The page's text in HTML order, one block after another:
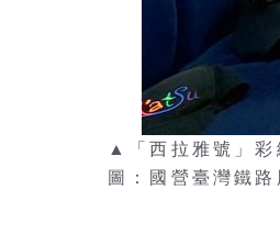
▲「西拉雅號」
圖：國營臺灣鐵